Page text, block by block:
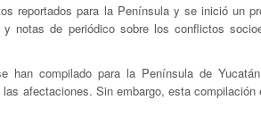
reportados para la Península y se inició un
notas de periódico sobre los conflictos
han compilado para la Península de
afectaciones. Sin embargo, esta